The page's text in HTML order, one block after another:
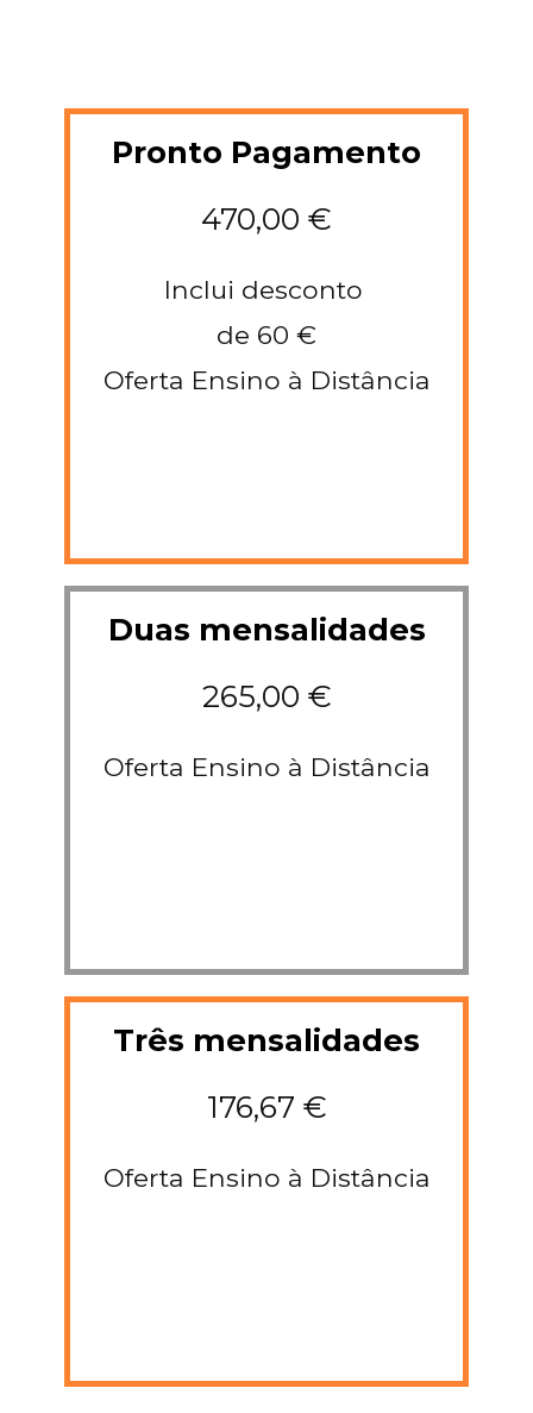
Pronto Pagamento
470,00 €
Inclui desconto
de 60 €
Oferta Ensino à Distância
Duas mensalidades
265,00 €
Oferta Ensino à Distância
Três mensalidades
176,67 €
Oferta Ensino à Distância